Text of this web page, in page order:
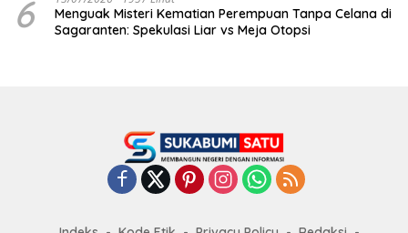
6
Menguak Misteri Kematian Perempuan Tanpa Celana di
Sagaranten: Spekulasi Liar vs Meja Otopsi